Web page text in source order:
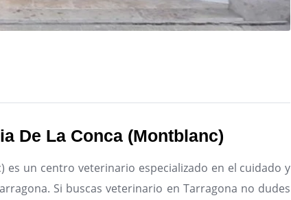
De La Conca (Montblanc)
es un centro veterinario especializado en el cuidado y
Si buscas veterinario en Tarragona no dudes